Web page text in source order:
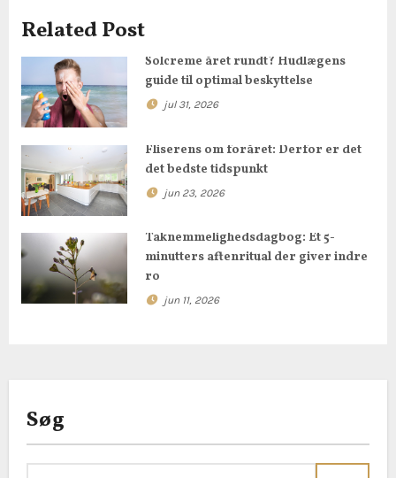
n
a
v
i
g
a
t
i
o
Related Post
Solcreme året rundt? Hudlægens
guide til optimal beskyttelse
jul 31, 2026
Fliserens om foråret: Derfor er det
det bedste tidspunkt
jun 23, 2026
Taknemmelighedsdagbog: Et 5-
minutters aftenritual der giver indre
ro
jun 11, 2026
Søg